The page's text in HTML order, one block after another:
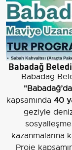
Babadağ
Babadağ
kapsamında 40
geziyle
kazanmalarına
Proje